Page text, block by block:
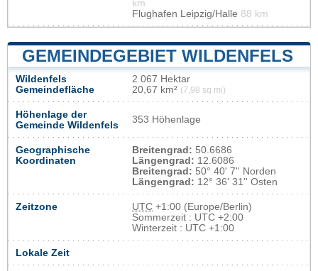
km
Flughafen Leipzig/Halle 88 km
GEMEINDEGEBIET WILDENFELS
Wildenfels
Gemeindefläche
2 067 Hektar
20,67 km² (7,98 sq mi)
Höhenlage der
Gemeinde Wildenfels
353 Höhenlage
Geographische
Koordinaten
Breitengrad: 50.6686
Längengrad: 12.6086
Breitengrad: 50° 40' 7'' Norden
Längengrad: 12° 36' 31'' Osten
Zeitzone UTC +1:00 (Europe/Berlin)
Sommerzeit : UTC +2:00
Winterzeit : UTC +1:00
Lokale Zeit